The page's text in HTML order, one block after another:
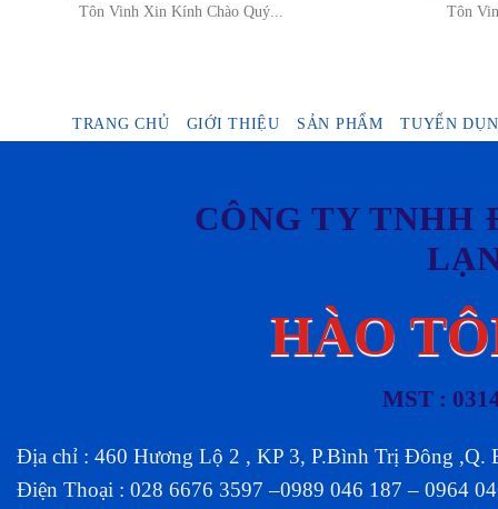
Tôn Vinh Xin Kính Chào Quý...
Tôn
TRANG CHỦ GIỚI THIỆU SẢN PHẨM TUYỂN
CÔNG TY TNHH
HÀO
MST :
Địa chỉ : 460 Hương Lộ 2 , KP 3, P.Bình Trị Đông ,Q.
Điện Thoại : 028 6676 3597 –0989 046 187 – 0964